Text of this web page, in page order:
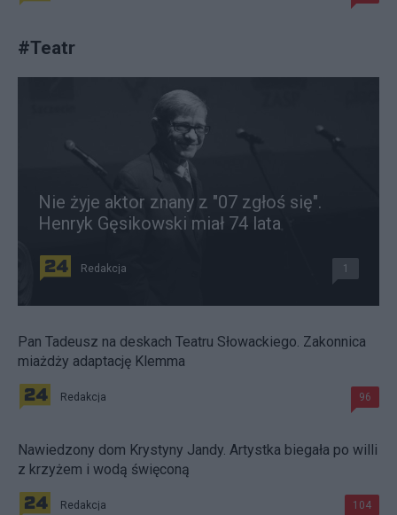
#Teatr
Nie żyje aktor znany z "07 zgłoś się".
Henryk Gęsikowski miał 74 lata
Redakcja 1
Pan Tadeusz na deskach Teatru Słowackiego. Zakonnica
miażdży adaptację Klemma
Redakcja 96
Nawiedzony dom Krystyny Jandy. Artystka biegała po willi
z krzyżem i wodą święconą
Redakcja 104